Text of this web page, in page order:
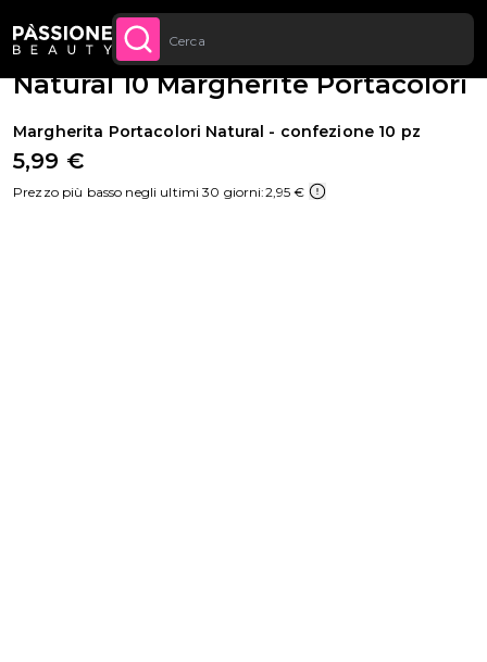
Sconto quantità: dal -5% sugli ordini a
partire da 250€
Briciole di pane
Apparecchiature e Strumenti
Natural 10 Margherite Portacolori
Margherita Portacolori Natural - confezione 10 pz
5,99 €
Prezzo più basso negli ultimi 30 giorni:2,95 €